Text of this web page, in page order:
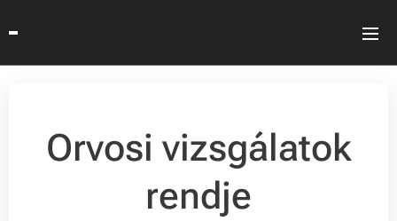
Orvosi vizsgálatok
rendje